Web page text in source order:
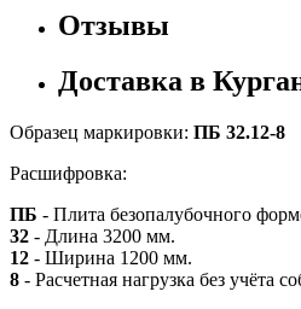
Отзывы
Доставка в
Образец маркировки: ПБ 32.12-8
Расшифровка:
ПБ - Плита безопалубочного
32 - Длина 3200 мм.
12 - Ширина 1200 мм.
8 - Расчетная нагрузка без учёта